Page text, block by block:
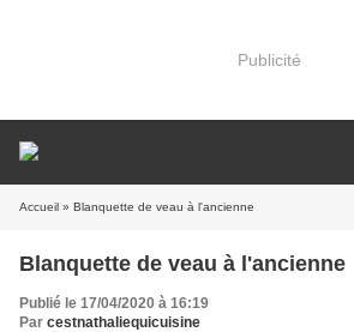
Publicité
Accueil » Blanquette de veau à l'ancienne
Blanquette de veau à l'ancienne
Publié le 17/04/2020 à 16:19
Par cestnathaliequicuisine